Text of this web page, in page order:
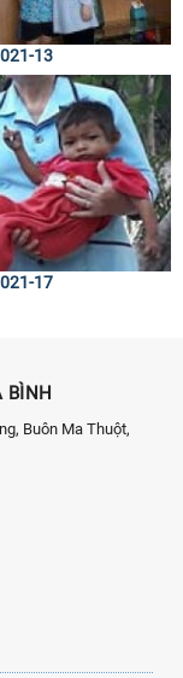
13
17
BÌNH
Buôn Ma Thuột,